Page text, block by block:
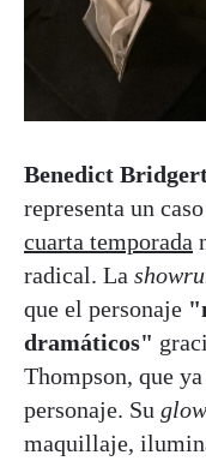
Benedict
representa un
cuarta temporada
radical. La
que el personaje
dramáticos"
Thompson, que
personaje. Su
maquillaje,